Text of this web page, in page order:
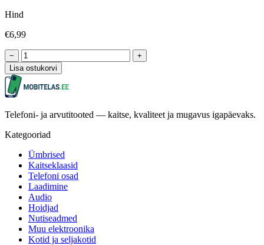
Hind
€6,99
−
+
Lisa ostukorvi
Telefoni- ja arvutitooted — kaitse, kvaliteet ja mugavus igapäevaks.
Kategooriad
Ümbrised
Kaitseklaasid
Telefoni osad
Laadimine
Audio
Hoidjad
Nutiseadmed
Muu elektroonika
Kotid ja seljakotid